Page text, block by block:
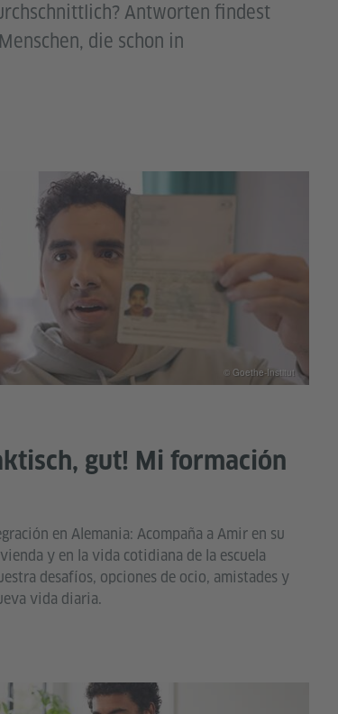
Antworten findest
die schon in
gut! Mi formación
en Alemania: Acompaña a Amir en su
y en la vida cotidiana de la escuela
desafíos, opciones de ocio, amistades y
vida diaria.
© Goethe-Institut